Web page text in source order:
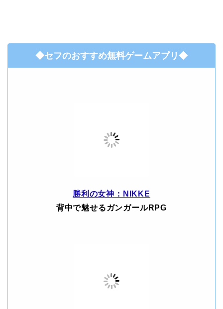
◆セフのおすすめ無料ゲームアプリ◆
勝利の女神：NIKKE
背中で魅せるガンガールRPG